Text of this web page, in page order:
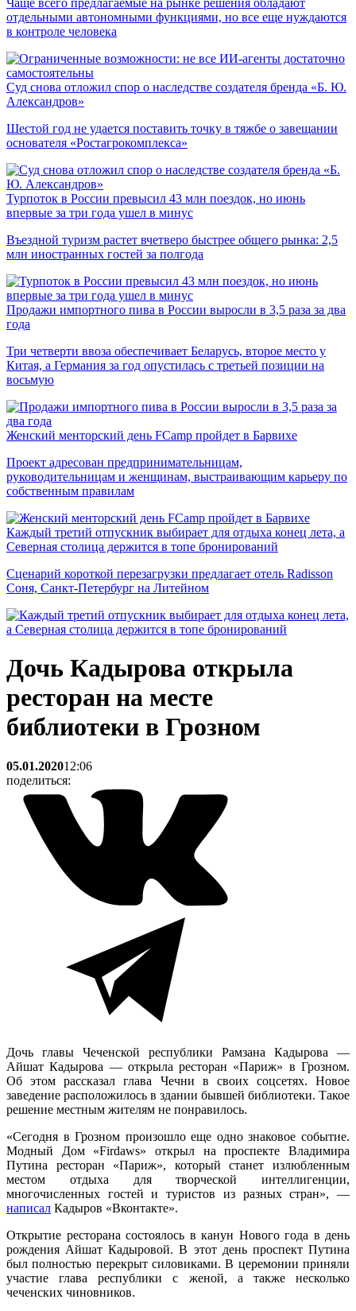
Чаще всего предлагаемые на рынке решения обладают
отдельными автономными функциями, но все еще нуждаются
в контроле человека
Суд снова отложил спор о наследстве создателя бренда «Б. Ю.
Александров»
Шестой год не удается поставить точку в тяжбе о завещании
основателя «Ростагрокомплекса»
Турпоток в России превысил 43 млн поездок, но июнь
впервые за три года ушел в минус
Въездной туризм растет вчетверо быстрее общего рынка: 2,5
млн иностранных гостей за полгода
Продажи импортного пива в России выросли в 3,5 раза за два
года
Три четверти ввоза обеспечивает Беларусь, второе место у
Китая, а Германия за год опустилась с третьей позиции на
восьмую
Женский менторский день FCamp пройдет в Барвихе
Проект адресован предпринимательницам,
руководительницам и женщинам, выстраивающим карьеру по
собственным правилам
Каждый третий отпускник выбирает для отдыха конец лета, а
Северная столица держится в топе бронирований
Сценарий короткой перезагрузки предлагает отель Radisson
Соня, Санкт-Петербург на Литейном
Дочь Кадырова открыла
ресторан на месте
библиотеки в Грозном
05.01.202012:06
поделиться:
Дочь главы Чеченской республики Рамзана Кадырова —
Айшат Кадырова — открыла ресторан «Париж» в Грозном.
Об этом рассказал глава Чечни в своих соцсетях. Новое
заведение расположилось в здании бывшей библиотеки. Такое
решение местным жителям не понравилось.
«Сегодня в Грозном произошло еще одно знаковое событие.
Модный Дом «Firdaws» открыл на проспекте Владимира
Путина ресторан «Париж», который станет излюбленным
местом отдыха для творческой интеллигенции,
многочисленных гостей и туристов из разных стран», —
написал Кадыров «Вконтакте».
Открытие ресторана состоялось в канун Нового года в день
рождения Айшат Кадыровой. В этот день проспект Путина
был полностью перекрыт силовиками. В церемонии приняли
участие глава республики с женой, а также несколько
чеченских чиновников.